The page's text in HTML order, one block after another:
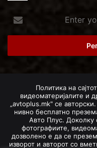
your
Email
Политика на
видеоматеријалите и
„avtoplus.mk" се
нивно бесплатно
Авто Плус. Доколку
фотографиите,
дозволено е да се
изворот и авторот со